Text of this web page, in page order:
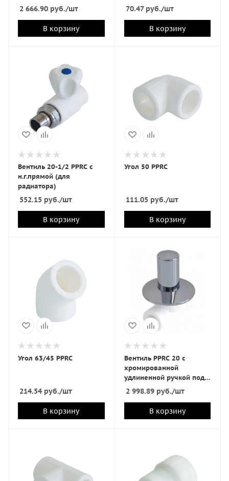
2 666.90 руб./шт
В корзину
70.47руб./шт
В корзину
Вентиль 20-1/2 PPRC с
н.г.прямой (для
радиатора)
552.15 руб./шт
В корзину
Угол 50 PPRC
111.05руб./шт
В корзину
Угол 63/45 PPRC
214.54руб./шт
В корзину
Вентиль PPRC 20 с
хромированной
удлиненной ручкой под
штукатурку
2 998.89руб./шт
В корзину